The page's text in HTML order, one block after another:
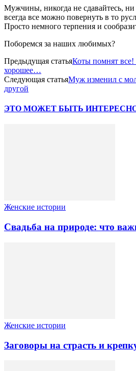
Мужчины, никогда не сдавайтесь, ни
всегда все можно повернуть в то
Просто немного терпения и
Поборемся за наших любимых?
Предыдущая статьяКоты помнят все!
хорошее…
Следующая статьяМуж изменил с
другой
ЭТО МОЖЕТ БЫТЬ
Женские истории
Свадьба на природе: что
Женские истории
Заговоры на страсть и